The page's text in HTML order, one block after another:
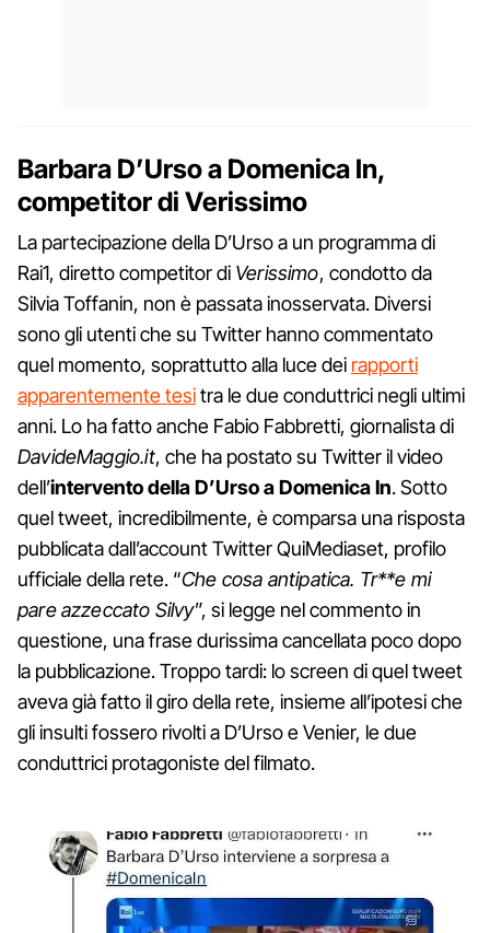
Barbara D’Urso a Domenica In,
competitor di Verissimo
La partecipazione della D’Urso a un programma di
Rai1, diretto competitor di Verissimo, condotto da
Silvia Toffanin, non è passata inosservata. Diversi
sono gli utenti che su Twitter hanno commentato
quel momento, soprattutto alla luce dei rapporti
apparentemente tesitra le due conduttrici negli ultimi
anni. Lo ha fatto anche Fabio Fabbretti, giornalista di
DavideMaggio.it, che ha postato su Twitter il video
dell’intervento della D’Urso a Domenica In. Sotto
quel tweet, incredibilmente, è comparsa una risposta
pubblicata dall’account Twitter QuiMediaset, profilo
ufficiale della rete. “Che cosa antipatica. Tr**e mi
pare azzeccato Silvy”, si legge nel commento in
questione, una frase durissima cancellata poco dopo
la pubblicazione. Troppo tardi: lo screen di quel tweet
aveva già fatto il giro della rete, insieme all’ipotesi che
gli insulti fossero rivolti a D’Urso e Venier, le due
conduttrici protagoniste del filmato.